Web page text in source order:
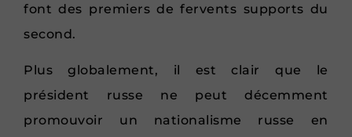
font des premiers de fervents supports du
second.
Plus globalement, il est clair que le
président russe ne peut décemment
promouvoir un nationalisme russe en